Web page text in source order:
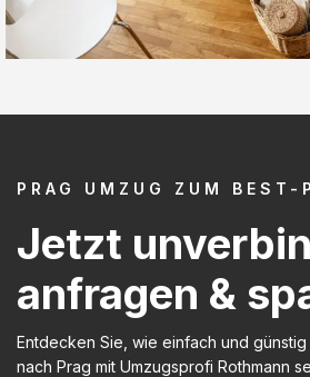
PRAG UMZUG ZUM BEST-
Jetzt
anfragen &
Entdecken Sie, wie einfach und günstig
nach Prag mit Umzugsprofi Rothmann